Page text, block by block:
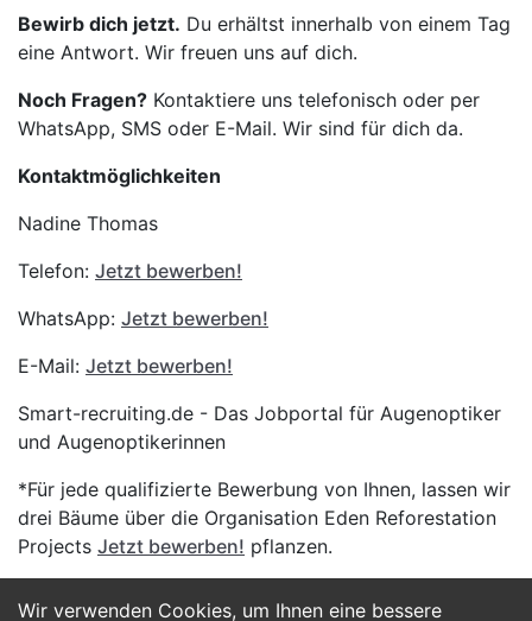
Wir verwenden Cookies, um Ihnen eine bessere
Bewirb dich jetzt. Du erhältst innerhalb von einem Tag
eine Antwort. Wir freuen uns auf dich.
Noch Fragen? Kontaktiere uns telefonisch oder per
WhatsApp, SMS oder E-Mail. Wir sind für dich da.
Kontaktmöglichkeiten
Nadine Thomas
Telefon: Jetzt bewerben!
WhatsApp: Jetzt bewerben!
E-Mail: Jetzt bewerben!
Smart-recruiting.de - Das Jobportal für Augenoptiker
und Augenoptikerinnen
*Für jede qualifizierte Bewerbung von Ihnen, lassen wir
drei Bäume über die Organisation Eden Reforestation
Projects Jetzt bewerben! pflanzen.